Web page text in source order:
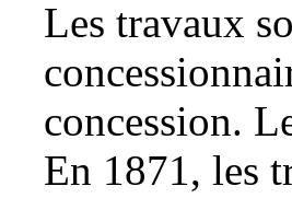
Les travaux
concession.
En 1871, les